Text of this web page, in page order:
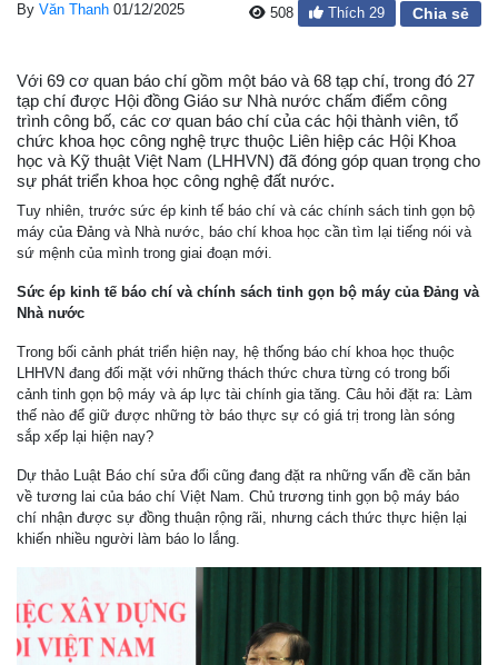
By Văn Thanh 01/12/2025 508 Thích 29 Chia sẻ
Với 69 cơ quan báo chí gồm một báo và 68 tạp chí, trong đó 27
tạp chí được Hội đồng Giáo sư Nhà nước chấm điểm công
trình công bố, các cơ quan báo chí của các hội thành viên, tổ
chức khoa học công nghệ trực thuộc Liên hiệp các Hội Khoa
học và Kỹ thuật Việt Nam (LHHVN) đã đóng góp quan trọng cho
sự phát triển khoa học công nghệ đất nước.
Tuy nhiên, trước sức ép kinh tế báo chí và các chính sách tinh gọn bộ
máy của Đảng và Nhà nước, báo chí khoa học cần tìm lại tiếng nói và
sứ mệnh của mình trong giai đoạn mới.
Sức ép kinh tế báo chí và chính sách tinh gọn bộ máy của Đảng và
Nhà nước
Trong bối cảnh phát triển hiện nay, hệ thống báo chí khoa học thuộc
LHHVN đang đối mặt với những thách thức chưa từng có trong bối
cảnh tinh gọn bộ máy và áp lực tài chính gia tăng. Câu hỏi đặt ra: Làm
thế nào để giữ được những tờ báo thực sự có giá trị trong làn sóng
sắp xếp lại hiện nay?
Dự thảo Luật Báo chí sửa đổi cũng đang đặt ra những vấn đề căn bản
về tương lai của báo chí Việt Nam. Chủ trương tinh gọn bộ máy báo
chí nhận được sự đồng thuận rộng rãi, nhưng cách thức thực hiện lại
khiến nhiều người làm báo lo lắng.